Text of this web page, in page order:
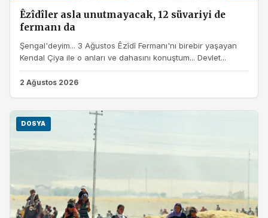
Êzîdîler asla unutmayacak, 12 süvariyi de
fermanı da
Şengal'deyim... 3 Ağustos Êzîdî Fermanı'nı birebir yaşayan
Kendal Çiya ile o anları ve dahasını konuştum... Devlet...
2 Ağustos 2026
DOSYA